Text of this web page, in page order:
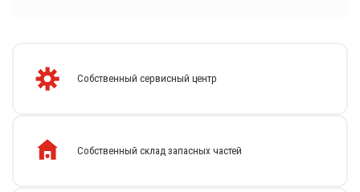
Собственный сервисный центр
Собственный склад запасных частей